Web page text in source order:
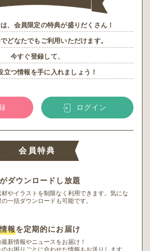
、会員限定の特典が盛りだくさん！
どなたでもご利用いただけます。
今すぐ登録して、
立つ情報を手に入れましょう！
ログイン
会員特典
がダウンロードし放題
材やイラストを制限なく利用できます。 気にな
の一括ダウンロードも可能です。
報を定期的にお届け
新情報やニュースをお届け！